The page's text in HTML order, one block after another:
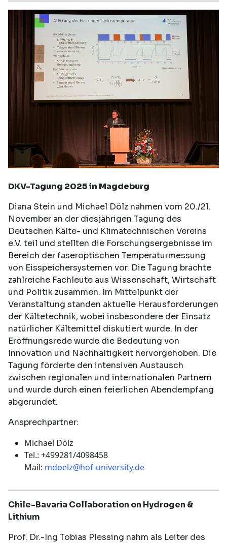
DKV-Tagung 2025 in Magdeburg
Diana Stein und Michael Dölz nahmen vom 20./21.
November an der diesjährigen Tagung des
Deutschen Kälte- und Klimatechnischen Vereins
e.V. teil und stellten die Forschungsergebnisse im
Bereich der faseroptischen Temperaturmessung
von Eisspeichersystemen vor. Die Tagung brachte
zahlreiche Fachleute aus Wissenschaft, Wirtschaft
und Politik zusammen. Im Mittelpunkt der
Veranstaltung standen aktuelle Herausforderungen
der Kältetechnik, wobei insbesondere der Einsatz
natürlicher Kältemittel diskutiert wurde. In der
Eröffnungsrede wurde die Bedeutung von
Innovation und Nachhaltigkeit hervorgehoben. Die
Tagung förderte den intensiven Austausch
zwischen regionalen und internationalen Partnern
und wurde durch einen feierlichen Abendempfang
abgerundet.
Ansprechpartner:
Michael Dölz
Tel.: +499281/4098458
Mail: mdoelz@hof-university.de
Chile-Bavaria Collaboration on Hydrogen &
Lithium
Prof. Dr.-Ing Tobias Plessing nahm als Leiter des